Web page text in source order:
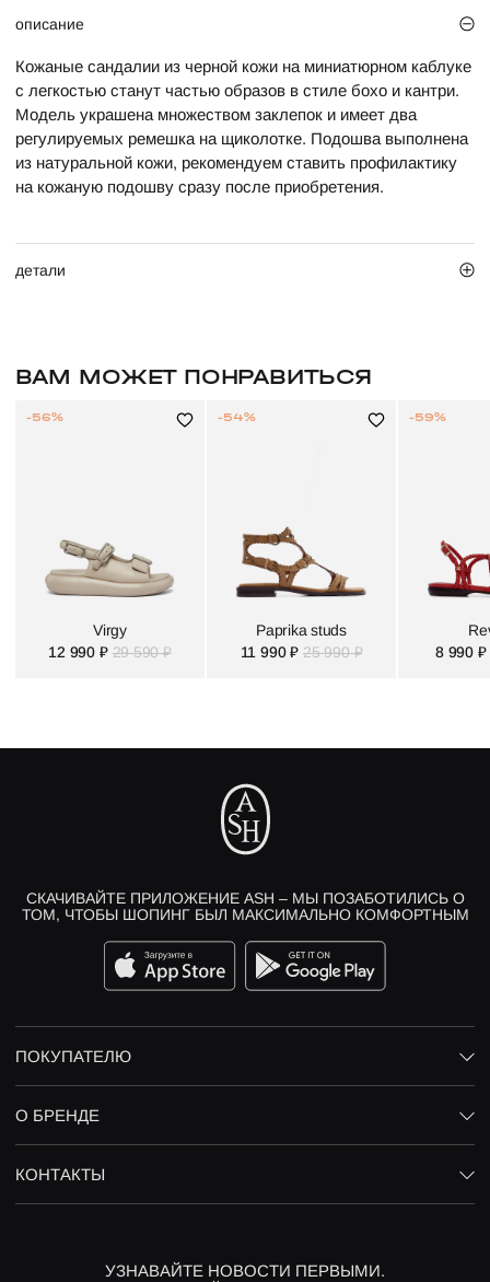
описание
Кожаные сандалии из черной кожи на миниатюрном каблуке
с легкостью станут частью образов в стиле бохо и кантри.
Модель украшена множеством заклепок и имеет два
регулируемых ремешка на щиколотке. Подошва выполнена
из натуральной кожи, рекомендуем ставить профилактику
на кожаную подошву сразу после приобретения.
детали
ВАМ МОЖЕТ ПОНРАВИТЬСЯ
Virgy
12 990 ₽ 29 590 ₽
-56%
Paprika studs
11 990 ₽ 25 990 ₽
-54%
8 990 ₽
-59%
СКАЧИВАЙТЕ ПРИЛОЖЕНИЕ ASH – МЫ ПОЗАБОТИЛИСЬ О
ТОМ, ЧТОБЫ ШОПИНГ БЫЛ МАКСИМАЛЬНО КОМФОРТНЫМ
ПОКУПАТЕЛЮ
О БРЕНДЕ
КОНТАКТЫ
УЗНАВАЙТЕ НОВОСТИ ПЕРВЫМИ.